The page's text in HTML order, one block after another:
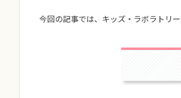
今回の記事では、キッズ・ラボラトリ